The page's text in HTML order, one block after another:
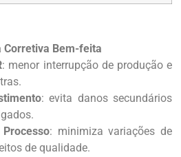
Corretiva Bem-feita
: menor interrupção de produção e
: evita danos secundários
: minimiza variações de
de qualidade.